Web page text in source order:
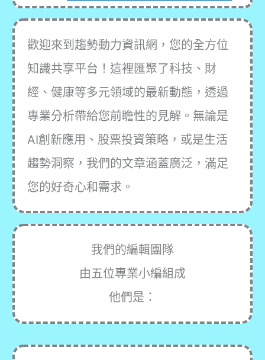
歡迎來到趨勢動力資訊網，您的全方位
知識共享平台！這裡匯聚了科技、財
經、健康等多元領域的最新動態，透過
專業分析帶給您前瞻性的見解。無論是
AI創新應用、股票投資策略，或是生活
趨勢洞察，我們的文章涵蓋廣泛，滿足
您的好奇心和需求。
我們的編輯團隊
由五位專業小編組成
他們是：